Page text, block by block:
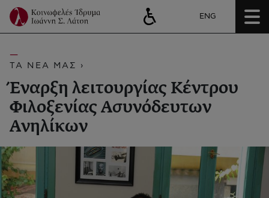
ENG
ΤΑ ΝΕΑ ΜΑΣ ›
Έναρξη λειτουργίας Κέντρου
Φιλοξενίας Ασυνόδευτων
Ανηλίκων